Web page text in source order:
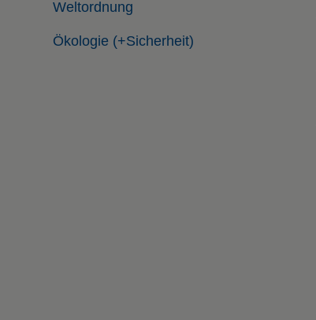
Ökologie (+Sicherheit)
Weltordnung